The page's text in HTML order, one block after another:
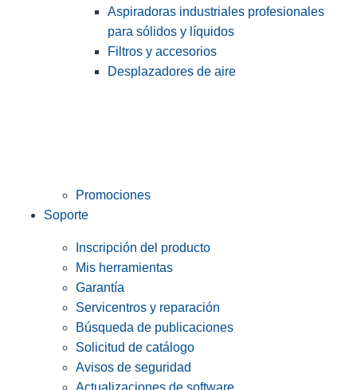
Aspiradoras industriales profesionales
para sólidos y líquidos
Filtros y accesorios
Desplazadores de aire
Promociones
Soporte
Inscripción del producto
Mis herramientas
Garantía
Servicentros y reparación
Búsqueda de publicaciones
Solicitud de catálogo
Avisos de seguridad